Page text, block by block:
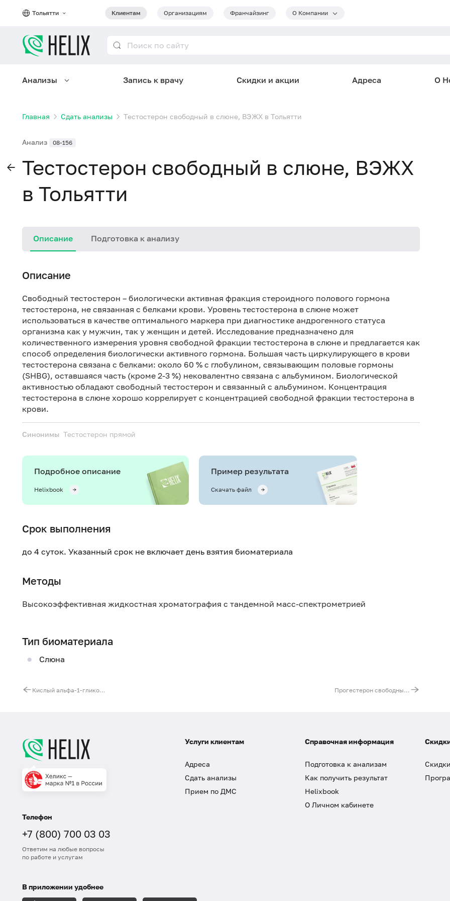
Тольятти Клиентам Организациям Франчайзинг О Компании
Анализы Запись к врачу Скидки и акции Адреса О
Главная Сдать анализы Тестостерон свободный в слюне, ВЭЖХ в Тольятти
Анализ 08-156
Тестостерон свободный в слюне, ВЭЖХ
в Тольятти
Описание Подготовка к анализу
Описание
Свободный тестостерон – биологически активная фракция стероидного полового гормона
тестостерона, не связанная с белками крови. Уровень тестостерона в слюне может
использоваться в качестве оптимального маркера при диагностике андрогенного статуса
организма как у мужчин, так у женщин и детей. Исследование предназначено для
количественного измерения уровня свободной фракции тестостерона в слюне и предлагается как
способ определения биологически активного гормона. Большая часть циркулирующего в крови
тестостерона связана с белками: около 60 % с глобулином, связывающим половые гормоны
(SHBG), оставшаяся часть (кроме 2-3 %) нековалентно связана с альбумином. Биологической
активностью обладают свободный тестостерон и связанный с альбумином. Концентрация
тестостерона в слюне хорошо коррелирует с концентрацией свободной фракции тестостерона в
крови.
Синонимы Тестостерон прямой
Подробное описание
Helixbook
Пример результата
Скачать файл
Срок выполнения
до 4 суток. Указанный срок не включает день взятия биоматериала
Методы
Высокоэффективная жидкостная хроматография с тандемной масс-спектрометрией
Тип биоматериала
Слюна
Кислый альфа-1-гликопротеин (орозомукоид) Прогестерон свободный в слюне, ВЭЖХ
Телефон
+7 (800) 700 03 03
Ответим на любые вопросы
по работе и услугам
Услуги клиентам
Адреса
Сдать анализы
Прием по ДМС
Справочная информация
Подготовка к анализам
Как получить результат
Helixbook
О Личном кабинете
В приложении удобнее